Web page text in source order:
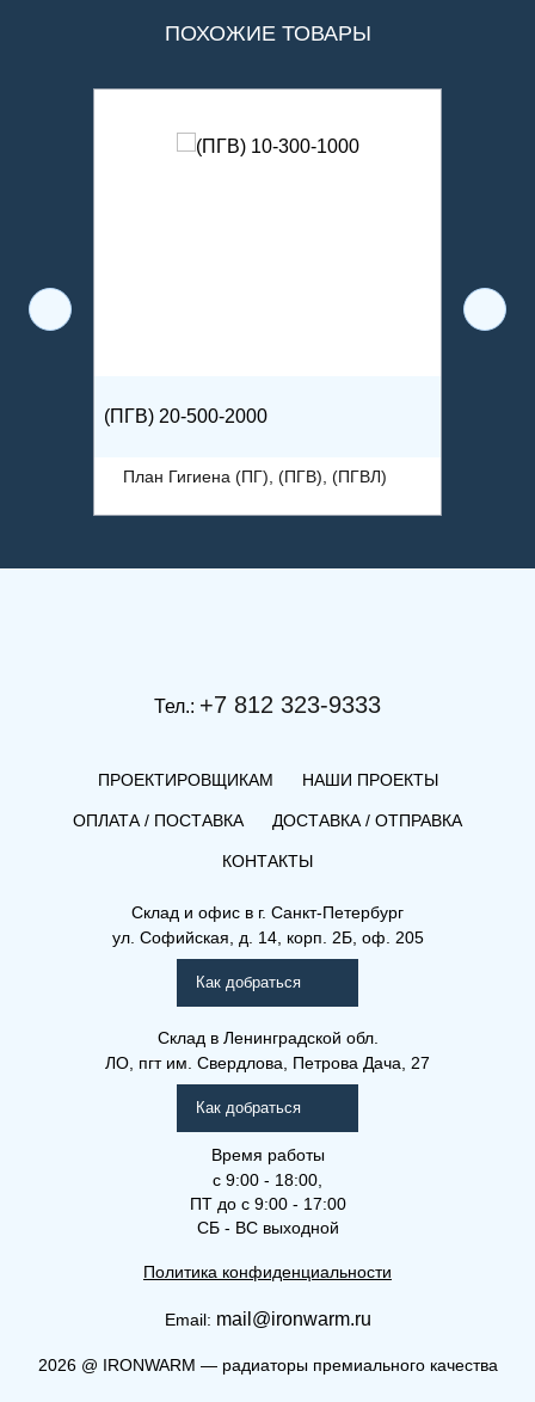
ПОХОЖИЕ ТОВАРЫ
(ПГВ) 20-500-2000
План Гигиена (ПГ), (ПГВ), (ПГВЛ)
Тел.: +7 812 323-9333
ПРОЕКТИРОВЩИКАМ НАШИ ПРОЕКТЫ
ОПЛАТА / ПОСТАВКА ДОСТАВКА / ОТПРАВКА
КОНТАКТЫ
Склад и офис в г. Санкт-Петербург
ул. Софийская, д. 14, корп. 2Б, оф. 205
Как добраться
Склад в Ленинградской обл.
ЛО, пгт им. Свердлова, Петрова Дача, 27
Как добраться
Время работы
с 9:00 - 18:00,
ПТ до с 9:00 - 17:00
СБ - ВС выходной
Политика конфиденциальности
Email: mail@ironwarm.ru
2026@ IRONWARM — радиаторы премиального качества